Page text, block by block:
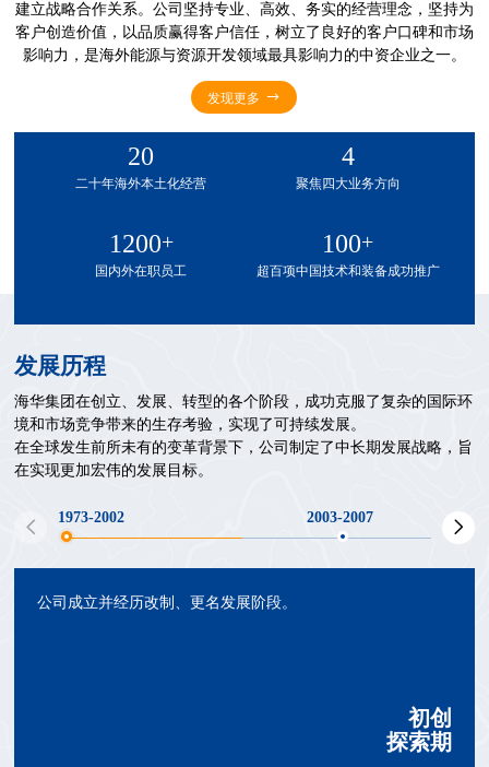
建立战略合作关系。公司坚持专业、高效、务实的经营理念，坚持为
客户创造价值，以品质赢得客户信任，树立了良好的客户口碑和市场
影响力，是海外能源与资源开发领域最具影响力的中资企业之一。
发现更多
20
二十年海外本土化经营
4
聚焦四大业务方向
1200+
国内外在职员工
100+
超百项中国技术和装备成功推广
发展历程
海华集团在创立、发展、转型的各个阶段，成功克服了复杂的国际环
境和市场竞争带来的生存考验，实现了可持续发展。
在全球发生前所未有的变革背景下，公司制定了中长期发展战略，旨
在实现更加宏伟的发展目标。
1973-2002 2003-2007
公司成立并经历改制、更名发展阶段。
初创
探索期